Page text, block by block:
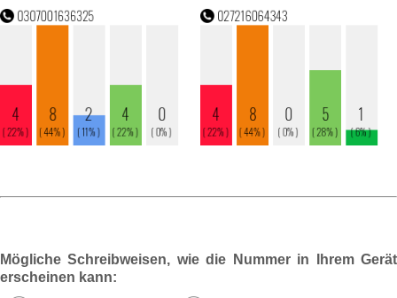
Mögliche Schreibweisen, wie die Nummer in Ihrem Gerät
erscheinen kann: